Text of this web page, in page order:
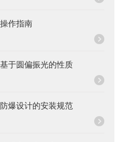
作指南
于圆偏振光的性质
爆设计的安装规范